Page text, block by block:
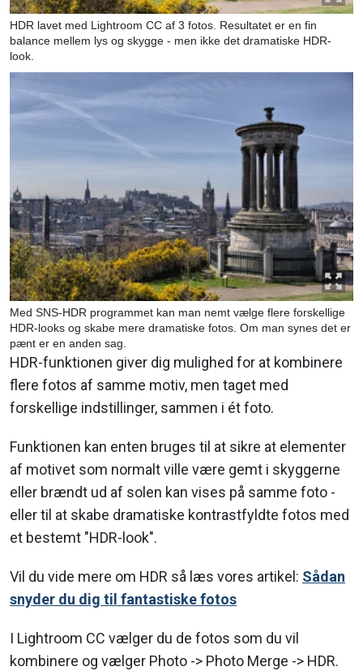
HDR lavet med Lightroom CC af 3 fotos. Resultatet er en fin
balance mellem lys og skygge - men ikke det dramatiske HDR-
look.
Med SNS-HDR programmet kan man nemt vælge flere forskellige
HDR-looks og skabe mere dramatiske fotos. Om man synes det er
pænt er en anden sag.
HDR-funktionen giver dig mulighed for at kombinere
flere fotos af samme motiv, men taget med
forskellige indstillinger, sammen i ét foto.
Funktionen kan enten bruges til at sikre at elementer
af motivet som normalt ville være gemt i skyggerne
eller brændt ud af solen kan vises på samme foto -
eller til at skabe dramatiske kontrastfyldte fotos med
et bestemt "HDR-look".
Vil du vide mere om HDR så læs vores artikel: Sådan
snyder du dig til fantastiske fotos
I Lightroom CC vælger du de fotos som du vil
kombinere og vælger Photo -> Photo Merge -> HDR.